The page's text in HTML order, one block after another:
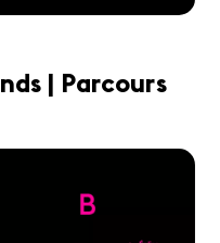
| Parcours